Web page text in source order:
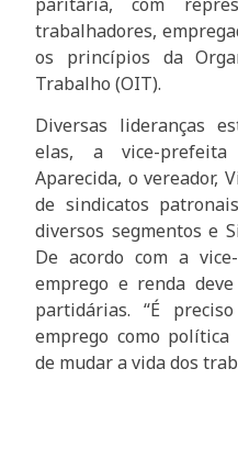
trabalhadores,
os princípios da
Trabalho (OIT).
Diversas lideranças
elas, a vice-
Aparecida, o vereador,
de sindicatos
diversos segmentos e
De acordo com a
emprego e renda
partidárias. “É
emprego como
de mudar a vida dos